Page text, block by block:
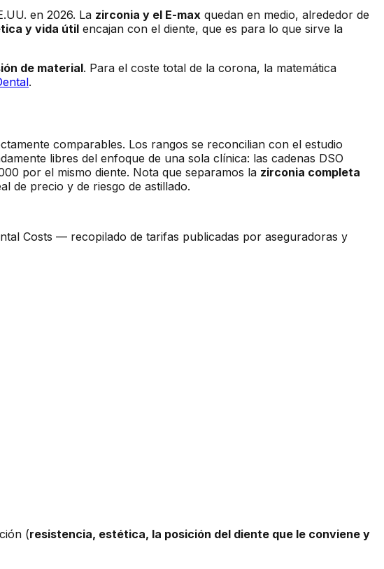
en 2026. La zirconia y el E-max quedan en medio, alrededor de
y vida útil encajan con el diente, que es para lo que sirve la
de material. Para el coste total de la corona, la matemática
.
comparables. Los rangos se reconcilian con el estudio
libres del enfoque de una sola clínica: las cadenas DSO
por el mismo diente. Nota que separamos la zirconia completa
de precio y de riesgo de astillado.
Costs — recopilado de tarifas publicadas por aseguradoras y
(resistencia, estética, la posición del diente que le conviene y